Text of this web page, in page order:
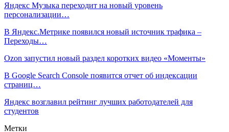
Яндекс Музыка переходит на новый уровень
персонализации…
В Яндекс.Метрике появился новый источник трафика –
Переходы…
Ozon запустил новый раздел коротких видео «Моменты»
В Google Search Console появится отчет об индексации
страниц…
Яндекс возглавил рейтинг лучших работодателей для
студентов
Метки